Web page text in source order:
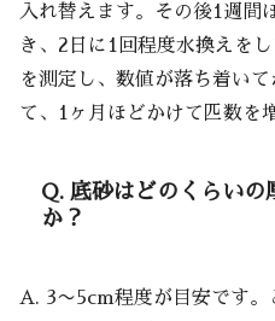
入れ替えます。その後1週間
き、2日に1回程度水換えを
を測定し、数値が落ち着い
て、1ヶ月ほどかけて匹数を
Q. 底砂はどのくらいの
か？
A. 3〜5cm程度が目安です。